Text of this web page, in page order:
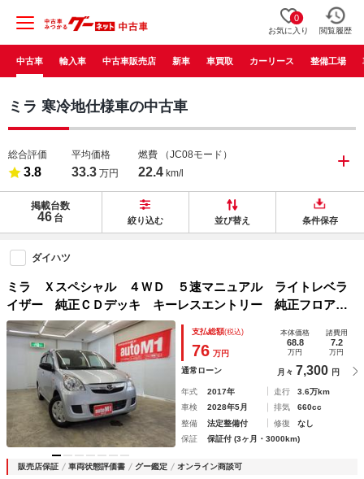
0
お気に入り 閲覧履歴
中古車 輸入車 中古車販売店 新車 車買取 カーリース 整備工場
ミラ 寒冷地仕様車の中古車
総合評価
3.8
平均価格
33.3 万円
燃費 （JC08モード）
22.4 km/l
掲載台数
46 台 絞り込む 並び替え 条件保存
ダイハツ
ミラ Ｘスペシャル ４ＷＤ ５速マニュアル ライトレベラ
イザー 純正ＣＤデッキ キーレスエントリー 純正フロアマ
ット＆ドアバイザー 寒冷地仕様 禁煙車
支払総額(税込)
76 万円
本体価格
68.8
万円
諸費用
7.2
万円
通常ローン 月々 7,300 円
年式 2017年 走行
3.6万km
車検
2028年5月 排気
660cc
整備
法定整備付 修復
なし
保証
保証付 (3ヶ月・3000km)
販売店保証 車両状態評価書 グー鑑定 オンライン商談可